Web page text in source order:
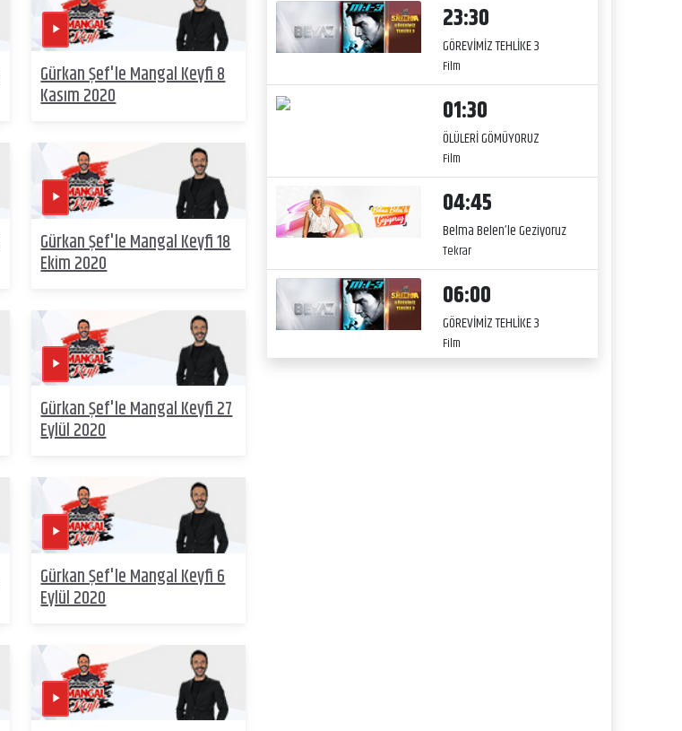
Gürkan Şef'le Mangal Keyfi 8
Kasım 2020
Gürkan Şef'le Mangal Keyfi 18
Ekim 2020
Gürkan Şef'le Mangal Keyfi 27
Eylül 2020
Gürkan Şef'le Mangal Keyfi 6
Eylül 2020
23:30
GÖREVİMİZ TEHLİKE 3
Film
01:30
ÖLÜLERİ GÖMÜYORUZ
Film
04:45
Belma Belen’le Geziyoruz
Tekrar
06:00
GÖREVİMİZ TEHLİKE 3
Film